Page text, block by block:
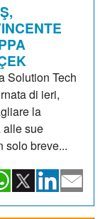
Solution Tech
di ieri,
la
alle sue
solo breve...